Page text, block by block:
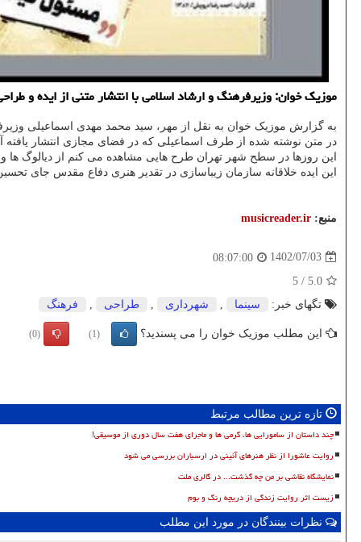
موزیک خوان: وزیرفرهنگ و ارشاد اسلامی با انتشار متنی از ایده و
به گزارش موزیک خوان به نقل از مهر، سید محمد مهدی اسماعیلی
در متن نوشته شده از طرف اسماعیلی که در فضای مجازی انتشار
این روزها در سطح شهر تهران طرح هایی مشاهده می کنم از دیالوگ ها
این ایده خلاقانه سازمان زیباسازی در تقدیر هنری دفاع مقدس جای
منبع: musicreader.ir
1402/07/03
08:07:00
5.0
/
5
تگهای خبر:
سینما شهرداری طراحی فرهنگ
این مطلب موزیک خوان را می پسندید؟ (1)
(0)
تازه ترین مطالب مرتبط
چند داستان از سامورایی ها، گرمی ها و ماجرای هفت سال دوری از موسیقی!
روایت عاشورا از نظر هنرهای آئینی در ارسباران بررسی می شود
نمایشگاه نقاشی بر من چه گذشت... در گالری ملت
زیست اثر روایت زندگی از دریچه رنگ و بوم
نظرات بینندگان در مورد این مطلب